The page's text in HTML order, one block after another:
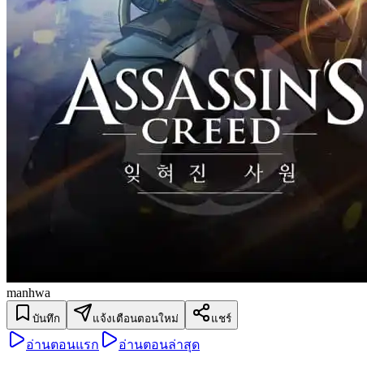
manhwa
บันทึก แจ้งเตือนตอนใหม่ แชร์
อ่านตอนแรก อ่านตอนล่าสุด